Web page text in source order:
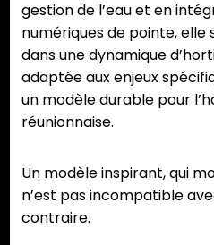
gestion de l’eau et en
numériques de pointe, elle
dans une dynamique
adaptée aux enjeux
un modèle durable pour
réunionnaise.
Un modèle inspirant, qui
n’est pas incompatible
contraire.